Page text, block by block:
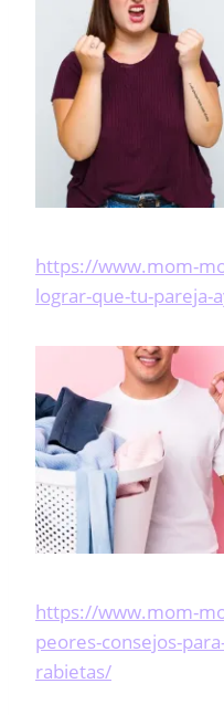
https://www.mom-
lograr-que-tu-pareja-
https://www.mom-
peores-consejos-
rabietas/